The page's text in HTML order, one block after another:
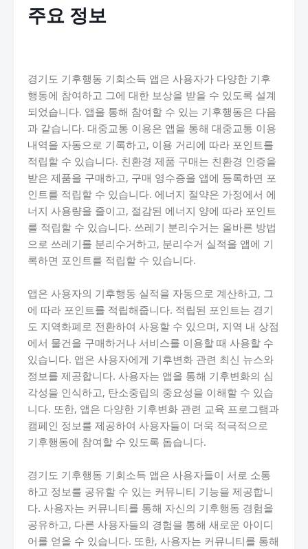
주요 정보
경기도 기후행동 기회소득 앱은 사용자가 다양한 기후
행동에 참여하고 그에 대한 보상을 받을 수 있도록 설계
되었습니다. 앱을 통해 참여할 수 있는 기후행동은 다음
과 같습니다. 대중교통 이용은 앱을 통해 대중교통 이용
내역을 자동으로 기록하고, 이용 거리에 따라 포인트를
적립할 수 있습니다. 친환경 제품 구매는 친환경 인증을
받은 제품을 구매하고, 구매 영수증을 앱에 등록하면 포
인트를 적립할 수 있습니다. 에너지 절약은 가정에서 에
너지 사용량을 줄이고, 절감된 에너지 양에 따라 포인트
를 적립할 수 있습니다. 쓰레기 분리수거는 올바른 방법
으로 쓰레기를 분리수거하고, 분리수거 실적을 앱에 기
록하면 포인트를 적립할 수 있습니다.
앱은 사용자의 기후행동 실적을 자동으로 계산하고, 그
에 따라 포인트를 적립해줍니다. 적립된 포인트는 경기
도 지역화폐로 전환하여 사용할 수 있으며, 지역 내 상점
에서 물건을 구매하거나 서비스를 이용할 때 사용할 수
있습니다. 앱은 사용자에게 기후변화 관련 최신 뉴스와
정보를 제공합니다. 사용자는 앱을 통해 기후변화의 심
각성을 인식하고, 탄소중립의 중요성을 이해할 수 있습
니다. 또한, 앱은 다양한 기후변화 관련 교육 프로그램과
캠페인 정보를 제공하여 사용자들이 더욱 적극적으로
기후행동에 참여할 수 있도록 돕습니다.
경기도 기후행동 기회소득 앱은 사용자들이 서로 소통
하고 정보를 공유할 수 있는 커뮤니티 기능을 제공합니
다. 사용자는 커뮤니티를 통해 자신의 기후행동 경험을
공유하고, 다른 사용자들의 경험을 통해 새로운 아이디
어를 얻을 수 있습니다. 또한, 사용자는 커뮤니티를 통해